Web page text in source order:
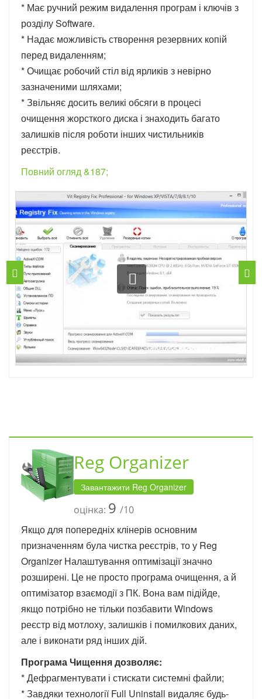
* Має ручний режим видалення програм і ключів з
розділу Software.
* Надає можливість створення резервних копій
перед видаленням;
* Очищає робочий стіл від ярликів з невірно
зазначеними шляхами;
* Звільняє досить великі обсяги в процесі
очищення жорсткого диска і знаходить багато
залишків після роботи інших чистильників
реєстрів.
Повний огляд &187;
Reg Organizer
Завантажити Reg Organizer
оцінка: 9 /10
Якщо для попередніх клінерів основним
призначенням була чистка реєстрів, то у Reg
Organizer Налаштування оптимізації значно
розширені. Це не просто програма очищення, а й
оптимізатор взаємодії з ПК. Вона вам підійде,
якщо потрібно не тільки позбавити Windows
реєстр від мотлоху, залишків і помилкових даних,
але і виконати ряд інших дій.
Програма Чищення дозволяє:
* Дефрагментувати і стискати системні файли;
* Завдяки технології Full Uninstall видаляє будь-